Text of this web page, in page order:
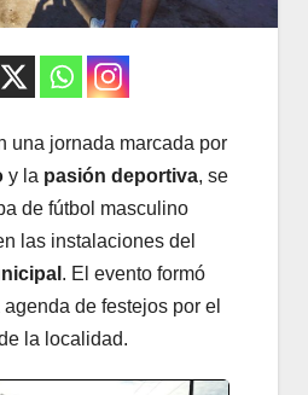
una jornada marcada por
y la pasión deportiva, se
de fútbol masculino
las instalaciones del
. El evento formó
de festejos por el
la localidad.